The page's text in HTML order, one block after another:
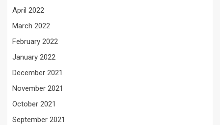
April 2022
March 2022
February 2022
January 2022
December 2021
November 2021
October 2021
September 2021